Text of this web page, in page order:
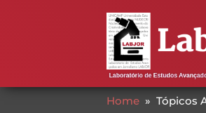
Home » Tópicos